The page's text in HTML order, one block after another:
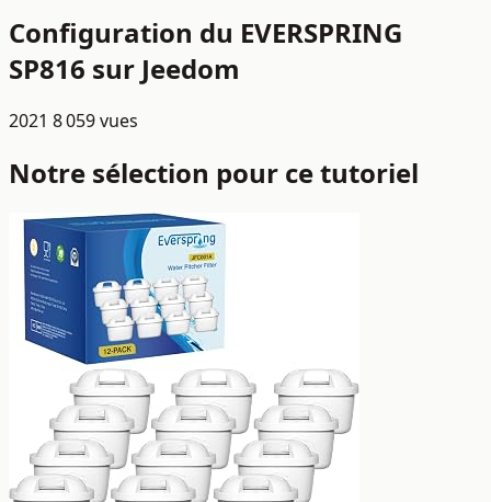
Configuration du EVERSPRING
SP816 sur Jeedom
2021 8 059 vues
Notre sélection pour ce tutoriel